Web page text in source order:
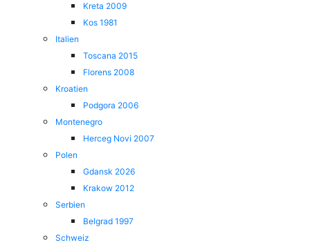
Kreta 2009
Kos 1981
Italien
Toscana 2015
Florens 2008
Kroatien
Podgora 2006
Montenegro
Herceg Novi 2007
Polen
Gdansk 2026
Krakow 2012
Serbien
Belgrad 1997
Schweiz